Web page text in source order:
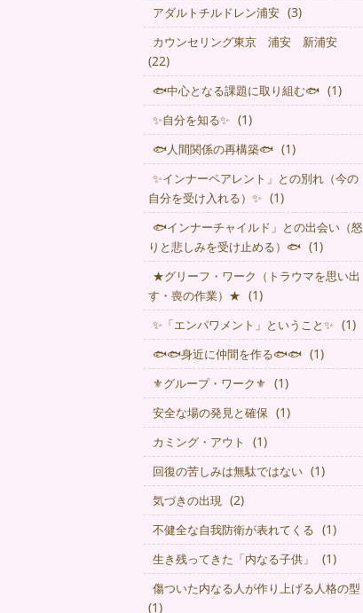
アダルトチルドレン浦安 (3)
カウンセリング東京 浦安 新浦安
(22)
🐟中心となる課題に取り組む🐟 (1)
✨自分を知る✨ (1)
🐟人間関係の再構築🐟 (1)
✨インナーペアレント」との別れ（今の
自分を受け入れる）✨ (1)
🐟インナーチャイルド」との出会い（怒
りと悲しみを受け止める）🐟 (1)
★グリーフ・ワーク（トラウマを思い出
す・喪の作業）★ (1)
✨「エンパワメント」ということ✨ (1)
🐟🐟身近に仲間を作る🐟🐟 (1)
⚜グループ・ワーク⚜ (1)
安全な場の発見と確保 (1)
カミング・アウト (1)
回復の苦しみは無駄ではない (1)
気づきの出現 (2)
不健全な自我防衛が表れてくる (1)
生き残ってきた「内なる子供」 (1)
傷ついた内なる人が作り上げる人格の型
(1)